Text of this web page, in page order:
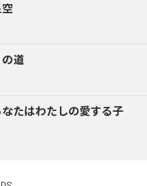
の道
なたはわたしの愛する子